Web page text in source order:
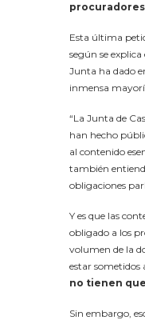
Esta última
según se
Junta ha dado
inmensa
“La Junta de
han hecho
al contenido
también
obligaciones
Y es que las
obligado a los
volumen de la
estar sometidos
no tienen
Sin embargo,